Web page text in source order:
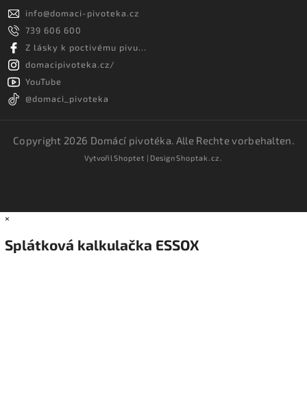
info@domaci-pivoteka.cz
739 606 600
Z lásky k poctivému pivu...
domacipivoteka.cz/
YouTube
@domaci_pivoteka
Copyright 2026 Domácí pivotéka. Alle Rechte vorbehalten.
VytvořilShoptet | DesignShoptak.cz.
×
Splátková kalkulačka ESSOX